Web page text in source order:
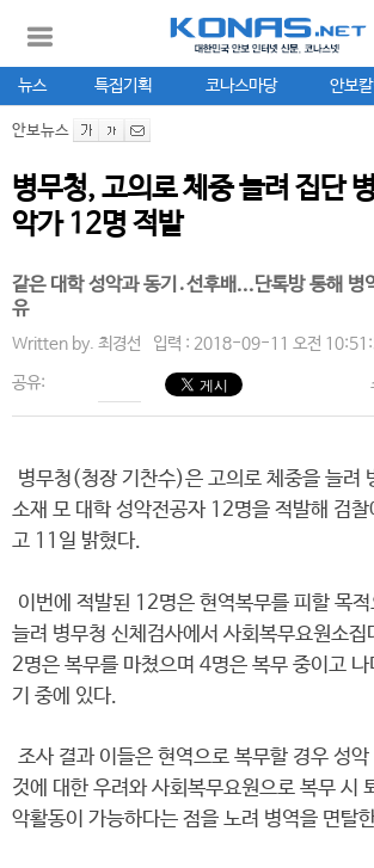
뉴스 특집기획 코나스마당 안보
안보뉴스
병무청, 고의로 체중 늘려 집단
악가 12명 적발
같은 대학 성악과 동기․선후배...단톡방 통해 병
유
Written by. 최경선 입력 : 2018-09-11 오전
공유:
병무청(청장 기찬수)은 고의로 체중을 늘려
소재 모 대학 성악전공자 12명을 적발해 검
고 11일 밝혔다.
이번에 적발된 12명은 현역복무를 피할 목
늘려 병무청 신체검사에서 사회복무요원소집
2명은 복무를 마쳤으며 4명은 복무 중이고
기 중에 있다.
조사 결과 이들은 현역으로 복무할 경우 성
것에 대한 우려와 사회복무요원으로 복무 시
악활동이 가능하다는 점을 노려 병역을 면탈